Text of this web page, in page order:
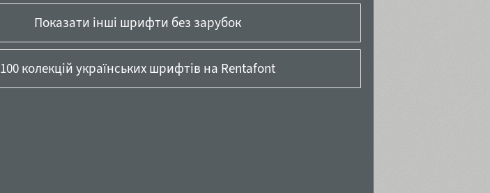
Показати інші шрифти без зарубок
100 колекцій українських шрифтів на Rentafont